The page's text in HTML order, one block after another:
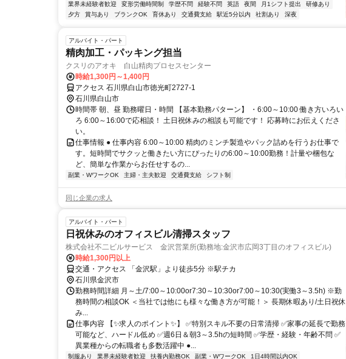
業界未経験者歓迎 変形労働時間制 学歴不問 経験不問 英語 夜間 月1シフト提出
研修あり
夕方
賞与あり ブランクOK 育休あり 交通費支給 駅近5分以内 社割あり 深夜
アルバイト・パート
精肉加工・パッキング担当
クスリのアオキ 白山精肉プロセスセンター
時給1,300円～1,400円
アクセス 石川県白山市徳光町2727-1
石川県白山市
時間帯 朝、昼 勤務曜日・時間 【基本勤務パターン】 ・6:00～10:00 働き方いろい
ろ 6:00～16:00で応相談！ 土日祝休みの相談も可能です！ 応募時にお伝えくださ
い。
仕事情報 ● 仕事内容 6:00～10:00 精肉のミンチ製造やパック詰めを行うお仕事で
す。短時間でサクッと働きたい方にぴったりの6:00～10:00勤務！計量や梱包な
ど、簡単な作業からお任せするの...
副業・WワークOK 主婦・主夫歓迎 交通費支給 シフト制
同じ企業の求人
アルバイト・パート
日祝休みのオフィスビル清掃スタッフ
株式会社不二ビルサービス 金沢営業所(勤務地:金沢市広岡3丁目のオフィスビル)
時給1,300円以上
交通・アクセス 「金沢駅」より徒歩5分 ※駅チカ
石川県金沢市
勤務時間詳細 月～土/7:00～10:00or7:30～10:30or7:00～10:30(実働3～3.5h) ※勤
務時間の相談OK ＜当社では他にも様々な働き方が可能！＞ 長期休暇あり/土日祝休
み...
仕事内容 【✨求人のポイント✨】 ✅特別スキル不要の日常清掃 ✅家事の延長で勤務
可能など、ハードル低め ✅週6日＆朝3～3.5hの短時間 ✅学歴・経験・年齢不問 ✅
異業種からの転職者も多数活躍中 ●...
制服あり 業界未経験者歓迎 扶養内勤務OK 副業・WワークOK 1日4時間以内OK